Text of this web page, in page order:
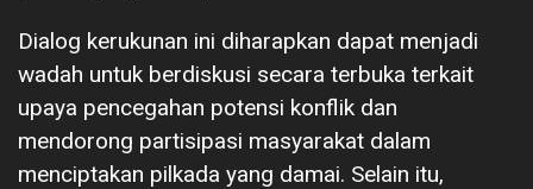
Dialog kerukunan ini diharapkan dapat menjadi
wadah untuk berdiskusi secara terbuka terkait
upaya pencegahan potensi konflik dan
mendorong partisipasi masyarakat dalam
menciptakan pilkada yang damai. Selain itu,